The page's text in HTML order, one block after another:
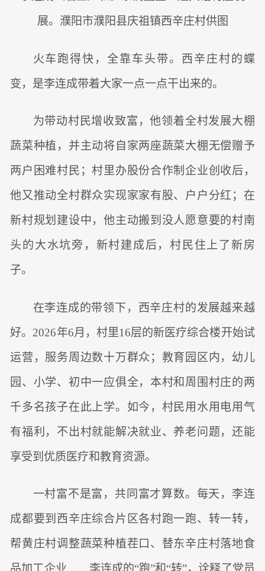
展。濮阳市濮阳县庆祖镇西辛庄村供图
火车跑得快，全靠车头带。西辛庄村的蝶
变，是李连成带着大家一点一点干出来的。
为带动村民增收致富，他领着全村发展大棚
蔬菜种植，并主动将自家两座蔬菜大棚无偿赠予
两户困难村民；村里办股份合作制企业创收后，
他又推动全村群众实现家家有股、户户分红；在
新村规划建设中，他主动搬到没人愿意要的村南
头的大水坑旁，新村建成后，村民住上了新房
子。
在李连成的带领下，西辛庄村的发展越来越
好。2026年6月，村里16层的新医疗综合楼开始试
运营，服务周边数十万群众；教育园区内，幼儿
园、小学、初中一应俱全，本村和周围村庄的两
千多名孩子在此上学。如今，村民用水用电用气
有福利，不出村就能解决就业、养老问题，还能
享受到优质医疗和教育资源。
一村富不是富，共同富才算数。每天，李连
成都要到西辛庄综合片区各村跑一跑、转一转，
帮黄庄村调整蔬菜种植茬口、替东辛庄村落地食
品加工企业……李连成的“跑”和“转”，诠释了党员